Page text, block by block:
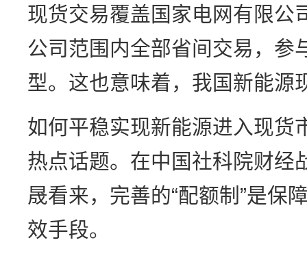
现货交易覆盖国家电网有限公
公司范围内全部省间交易，参
型。这也意味着，我国新能源
如何平稳实现新能源进入现货
热点话题。在中国社科院财经
晟看来，完善的“配额制”是保
效手段。